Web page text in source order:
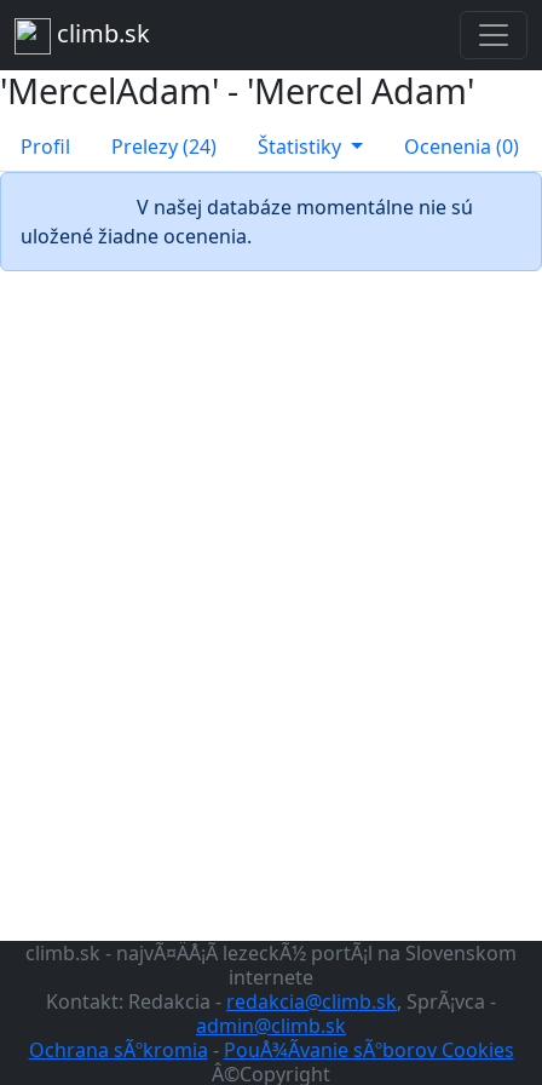
climb.sk
'MercelAdam' - 'Mercel Adam'
Profil Prelezy (24) Štatistiky Ocenenia (0)
Ocenenia
V našej databáze momentálne nie sú
uložené žiadne ocenenia.
climb.sk - najvÃ¤ÄÅ¡Ã­ lezeckÃ½ portÃ¡l na Slovenskom
internete
Kontakt: Redakcia - redakcia@climb.sk, SprÃ¡vca -
admin@climb.sk
Ochrana sÃºkromia - PouÅ¾Ã­vanie sÃºborov Cookies
Â©Copyright